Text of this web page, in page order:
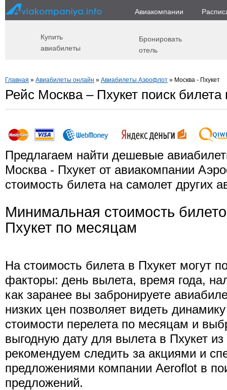
Авиакомпании
Купить
авиабилеты
Бронировать
отель
Главная » Авиабилеты онлайн » Авиабилеты Аэрофлот » Москва - Пхукет
Рейс Москва – Пхукет поиск билета
Предлагаем найти дешевые
Москва - Пхукет от авиакомпании
стоимость билета на самолет других
Минимальная стоимость
Пхукет по месяцам
На стоимость билета в Пхукет могут
факторы: день вылета, время года,
как заранее вы забронируете
низких цен позволяет видеть
стоимости перелета по месяцам и
выгодную дату для вылета в Пхукет
рекомендуем следить за акциями и
предложениями компании Aeroflot в
предложений.